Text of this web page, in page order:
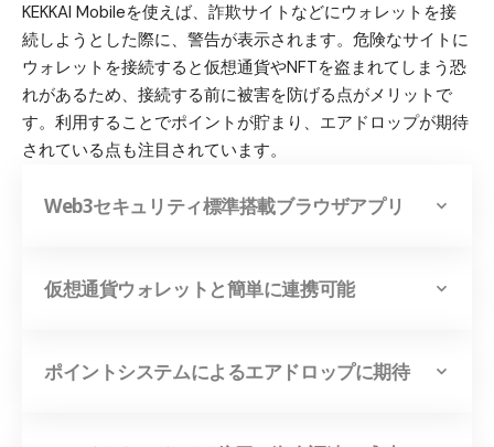
KEKKAI Mobileを使えば、詐欺サイトなどにウォレットを接
続しようとした際に、警告が表示されます。危険なサイトに
ウォレットを接続すると仮想通貨やNFTを盗まれてしまう恐
れがあるため、 接続する前に被害を防げる点がメリット で
す。利用することでポイントが貯まり、エアドロップが期待
されている点も注目されています。
Web3セキュリティ標準搭載ブラウザアプリ
仮想通貨ウォレットと簡単に連携可能
ポイントシステムによるエアドロップに期待